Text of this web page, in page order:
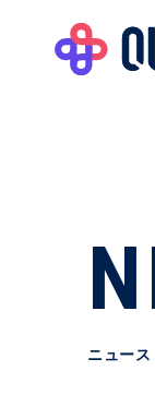
ニュース